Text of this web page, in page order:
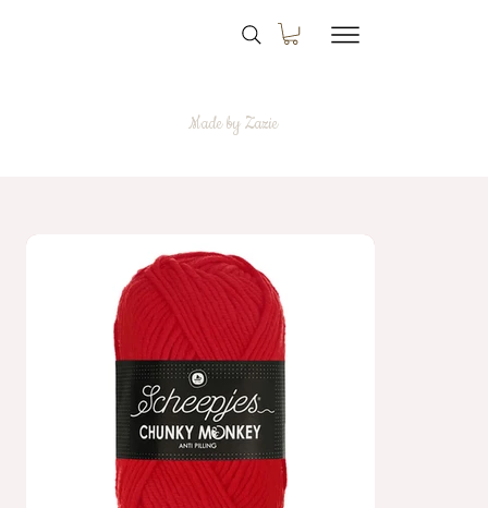
Made by Zazie